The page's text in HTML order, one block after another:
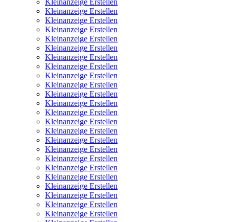
Kleinanzeige Erstellen
Kleinanzeige Erstellen
Kleinanzeige Erstellen
Kleinanzeige Erstellen
Kleinanzeige Erstellen
Kleinanzeige Erstellen
Kleinanzeige Erstellen
Kleinanzeige Erstellen
Kleinanzeige Erstellen
Kleinanzeige Erstellen
Kleinanzeige Erstellen
Kleinanzeige Erstellen
Kleinanzeige Erstellen
Kleinanzeige Erstellen
Kleinanzeige Erstellen
Kleinanzeige Erstellen
Kleinanzeige Erstellen
Kleinanzeige Erstellen
Kleinanzeige Erstellen
Kleinanzeige Erstellen
Kleinanzeige Erstellen
Kleinanzeige Erstellen
Kleinanzeige Erstellen